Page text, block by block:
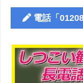
電話「